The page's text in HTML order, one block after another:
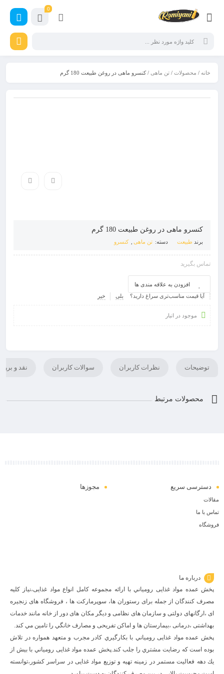
0
خانه / محصولات / تن ماهی / کنسرو ماهی در روغن طبیعت 180 گرم
کنسرو ماهی در روغن طبیعت 180 گرم
برند طبیعت دسته: تن ماهی کنسرو
تماس بگیرید
افزودن به علاقه مندی ها
آیا قیمت مناسب‌تری سراغ دارید؟
بلی خیر
موجود در انبار
توضیحات نظرات کاربران سوالات کاربران نقد و
محصولات مرتبط
دسترسی سریع
مقالات
تماس با ما
فروشگاه
مجوزها
درباره ما
پخش عمده مواد غذایی رومياني با ارائه مجموعه كامل انواع مواد غذایی،نياز كليه
مصرف كنندگان از جمله برای رستوران ها، سوپرمارکت ها ، فروشگاه های زنجیره
ای ،ارگانهای دولتی و سازمان های نظامی و دیگر مکان های دور از خانه مانند خدمات
بهداشتی ،درمانی ،بیمارستان ها و اماکن تفریحی و مصارف خانگي را تامین مي كند.
پخش عمده مواد غذایی رومياني با بكارگيري كادر مجرب و متعهد همواره در تلاش
بوده است كه رضايت مشتري را جلب كند.پخش عمده مواد غذایی رومياني با بيش از
يك دهه فعاليت مستمر در زمينه تهيه و توزيع مواد غذایی در سراسر كشور،توانسته